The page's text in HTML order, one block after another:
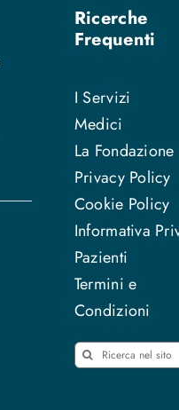
Ricerche
Frequenti
I Servizi
Medici
La Fondazione
Privacy Policy
Cookie Policy
Informativa
Pazienti
Termini e
Condizioni
Cerca